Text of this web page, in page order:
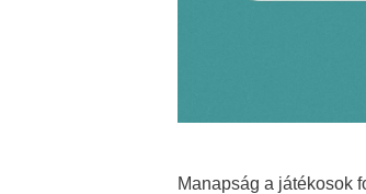
Manapság a játékosok